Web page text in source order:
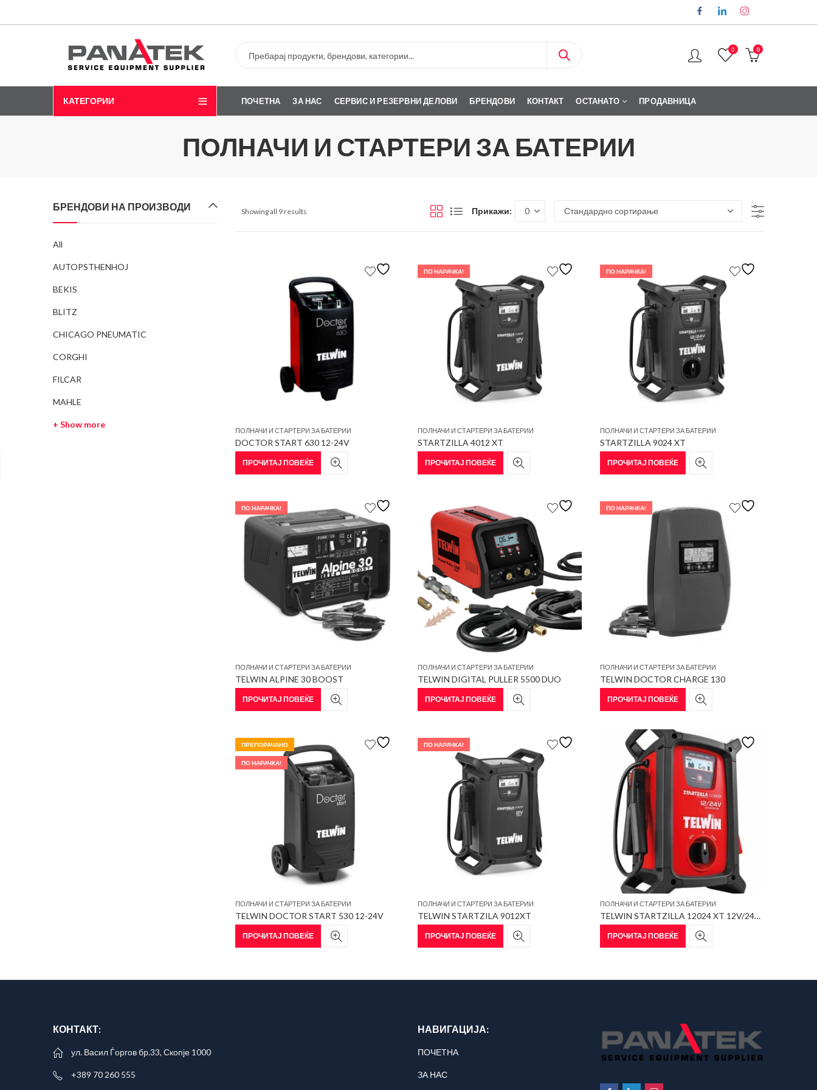
0 0
КАТЕГОРИИ ПОЧЕТНА ЗА НАС СЕРВИС И РЕЗЕРВНИ ДЕЛОВИ БРЕНДОВИ КОНТАКТ ОСТАНАТО ПРОДАВНИЦА
ПОЛНАЧИ И СТАРТЕРИ ЗА БАТЕРИИ
Showing all 9 results Прикажи:
ПОЛНАЧИ И СТАРТЕРИ ЗА БАТЕРИИ
DOCTOR START 630 12-24V
ПРОЧИТАЈ ПОВЕЌЕ
ПО НАРАЧКА!
ПОЛНАЧИ И СТАРТЕРИ ЗА БАТЕРИИ
STARTZILLA 4012 XT
ПРОЧИТАЈ ПОВЕЌЕ
ПО НАРАЧКА!
ПОЛНАЧИ И СТАРТЕРИ ЗА БАТЕРИИ
STARTZILLA 9024 XT
ПРОЧИТАЈ ПОВЕЌЕ
ПО НАРАЧКА!
ПОЛНАЧИ И СТАРТЕРИ ЗА БАТЕРИИ
TELWIN ALPINE 30 BOOST
ПРОЧИТАЈ ПОВЕЌЕ
ПОЛНАЧИ И СТАРТЕРИ ЗА БАТЕРИИ
TELWIN DIGITAL PULLER 5500 DUO
ПРОЧИТАЈ ПОВЕЌЕ
ПО НАРАЧКА!
ПОЛНАЧИ И СТАРТЕРИ ЗА БАТЕРИИ
TELWIN DOCTOR CHARGE 130
ПРОЧИТАЈ ПОВЕЌЕ
ПРЕПОРАЧАНО
ПО НАРАЧКА!
ПОЛНАЧИ И СТАРТЕРИ ЗА БАТЕРИИ
TELWIN DOCTOR START 530 12-24V
ПРОЧИТАЈ ПОВЕЌЕ
ПО НАРАЧКА!
ПОЛНАЧИ И СТАРТЕРИ ЗА БАТЕРИИ
TELWIN STARTZILA 9012XT
ПРОЧИТАЈ ПОВЕЌЕ
ПОЛНАЧИ И СТАРТЕРИ ЗА БАТЕРИИ
TELWIN STARTZILLA 12024 XT 12V/24V9012XT
ПРОЧИТАЈ ПОВЕЌЕ
БРЕНДОВИ НА ПРОИЗВОДИ
All
AUTOPSTHENHOJ
BEKIS
BLITZ
CHICAGO PNEUMATIC
CORGHI
FILCAR
MAHLE
+ Show more
КОНТАКТ:
ул. Васил Ѓоргов бр.33, Скопје 1000
+389 70 260 555
НАВИГАЦИЈА:
ПОЧЕТНА
ЗА НАС